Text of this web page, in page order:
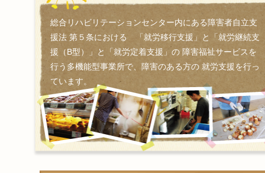
総合リハビリテーションセンター内にある障害者自立支
援法 第５条における 「就労移行支援」と「就労継続支
援（B型）」と「就労定着支援」の 障害福祉サービスを
行う多機能型事業所で、障害のある方の 就労支援を行っ
ています。